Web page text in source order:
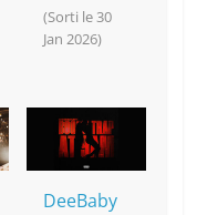
(Sorti le 30
Jan 2026)
DeeBaby